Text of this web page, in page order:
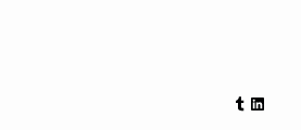
Tumblr